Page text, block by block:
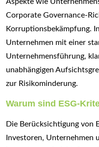
Corporate Governance-
Korruptionsbekämpfung.
Unternehmen mit einer
Unternehmensführung,
unabhängigen
zur Risikominderung.
Warum sind ESG-
Die Berücksichtigung von
Investoren, Unternehmen